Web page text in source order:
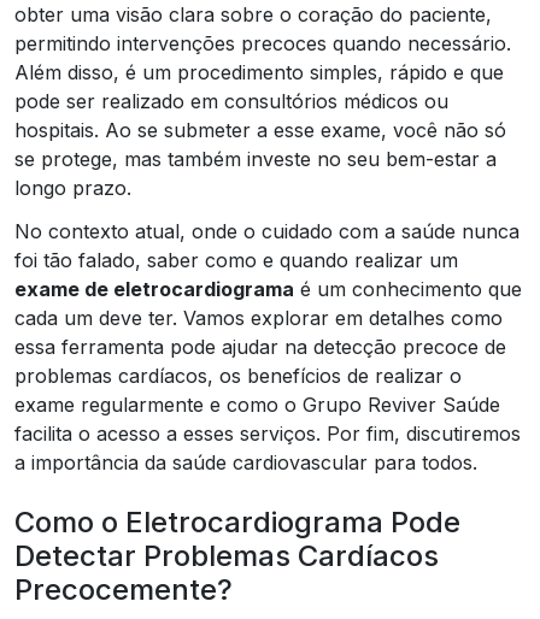
obter uma visão clara sobre o coração do paciente,
permitindo intervenções precoces quando necessário.
Além disso, é um procedimento simples, rápido e que
pode ser realizado em consultórios médicos ou
hospitais. Ao se submeter a esse exame, você não só
se protege, mas também investe no seu bem-estar a
longo prazo.
No contexto atual, onde o cuidado com a saúde nunca
foi tão falado, saber como e quando realizar um
exame de eletrocardiograma é um conhecimento que
cada um deve ter. Vamos explorar em detalhes como
essa ferramenta pode ajudar na detecção precoce de
problemas cardíacos, os benefícios de realizar o
exame regularmente e como o Grupo Reviver Saúde
facilita o acesso a esses serviços. Por fim, discutiremos
a importância da saúde cardiovascular para todos.
Como o Eletrocardiograma Pode
Detectar Problemas Cardíacos
Precocemente?